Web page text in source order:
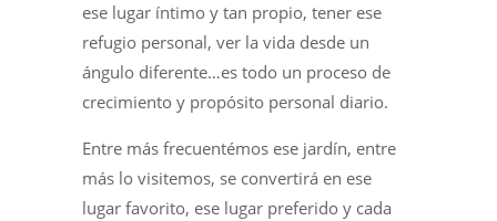
ese lugar íntimo y tan propio, tener ese
refugio personal, ver la vida desde un
ángulo diferente…es todo un proceso de
crecimiento y propósito personal diario.
Entre más frecuentémos ese jardín, entre
más lo visitemos, se convertirá en ese
lugar favorito, ese lugar preferido y cada